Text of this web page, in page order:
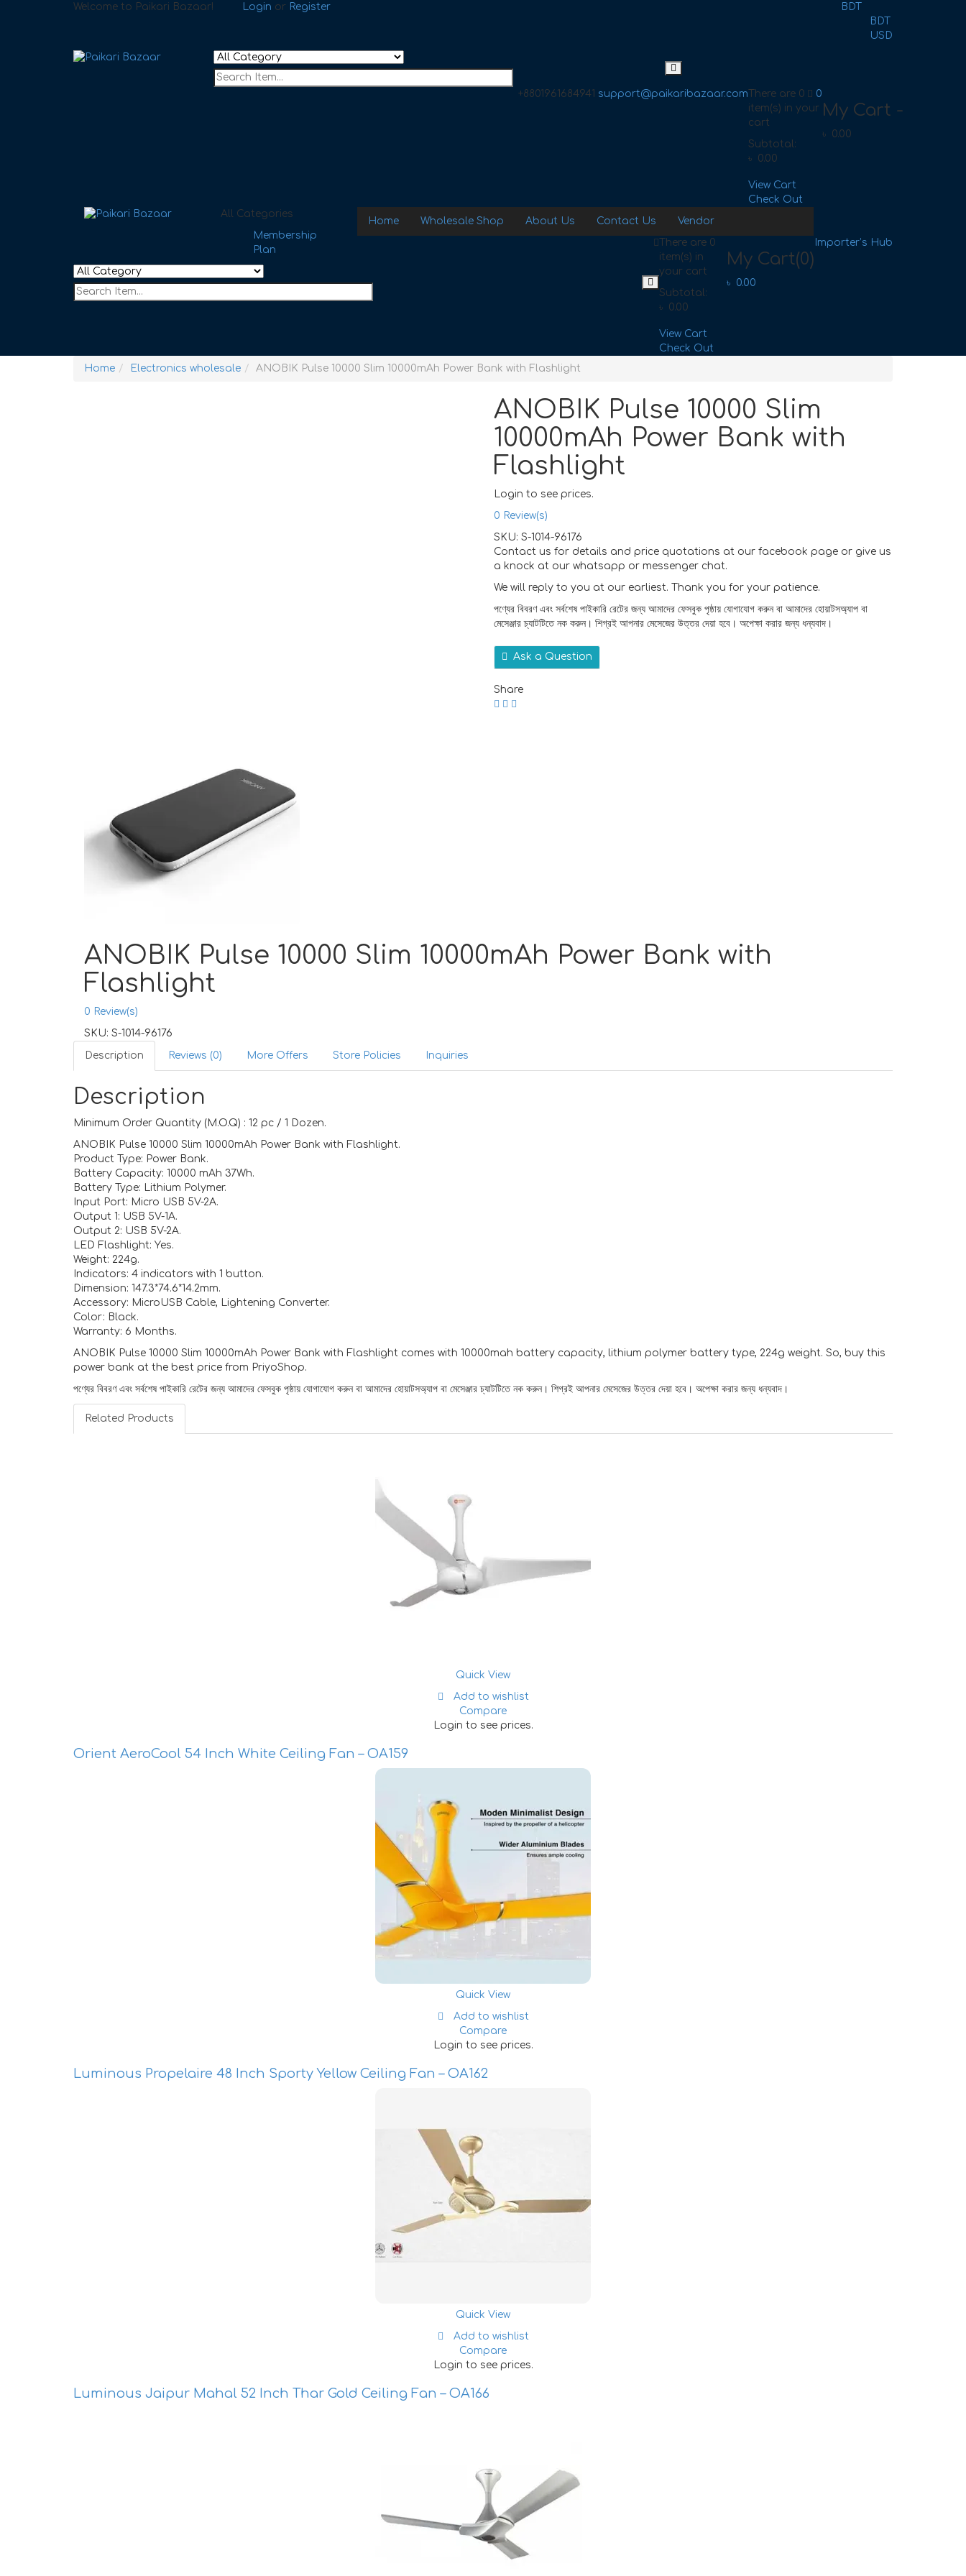
Welcome to Paikari Bazaar! Login or Register
BDT
BDT
USD
My Cart -
৳ 0.00
0
There are 0
item(s) in your
cart
Subtotal:
৳ 0.00
View Cart
Check Out
+8801961684941 support@paikaribazaar.com
All Categories
Membership
Plan
Home Wholesale Shop About Us Contact Us
Vendor
Importer’s Hub
My Cart(0)
৳ 0.00
There are 0
item(s) in
your cart
Subtotal:
৳ 0.00
View Cart
Check Out
Home
Electronics wholesale ANOBIK Pulse 10000 Slim 10000mAh Power Bank with Flashlight
ANOBIK Pulse 10000 Slim
10000mAh Power Bank with
Flashlight
Login to see prices.
0 Review(s)
SKU: S-1014-96176
Contact us for details and price quotations at our facebook page or give us
a knock at our whatsapp or messenger chat.
We will reply to you at our earliest. Thank you for your patience.
পণ্যের বিবরণ এবং সর্বশেষ পাইকারি রেটের জন্য আমাদের ফেসবুক পৃষ্ঠায় যোগাযোগ করুন বা আমাদের হোয়াটসঅ্যাপ বা
মেসেঞ্জার চ্যাটটিতে নক করুন। শিগ্রই আপনার মেসেজের উত্তর দেয়া হবে। অপেক্ষা করার জন্য ধন্যবাদ।
Ask a Question
Share
ANOBIK Pulse 10000 Slim 10000mAh Power Bank with
Flashlight
0 Review(s)
SKU: S-1014-96176
Description Reviews (0) More Offers Store Policies Inquiries
Description
Minimum Order Quantity (M.O.Q) : 12 pc / 1 Dozen.
ANOBIK Pulse 10000 Slim 10000mAh Power Bank with Flashlight.
Product Type: Power Bank.
Battery Capacity: 10000 mAh 37Wh.
Battery Type: Lithium Polymer.
Input Port: Micro USB 5V-2A.
Output 1: USB 5V-1A.
Output 2: USB 5V-2A.
LED Flashlight: Yes.
Weight: 224g.
Indicators: 4 indicators with 1 button.
Dimension: 147.3*74.6*14.2mm.
Accessory: MicroUSB Cable, Lightening Converter.
Color: Black.
Warranty: 6 Months.
ANOBIK Pulse 10000 Slim 10000mAh Power Bank with Flashlight comes with 10000mah battery capacity, lithium polymer battery type, 224g weight. So, buy this
power bank at the best price from PriyoShop.
পণ্যের বিবরণ এবং সর্বশেষ পাইকারি রেটের জন্য আমাদের ফেসবুক পৃষ্ঠায় যোগাযোগ করুন বা আমাদের হোয়াটসঅ্যাপ বা মেসেঞ্জার চ্যাটটিতে নক করুন। শিগ্রই আপনার মেসেজের উত্তর দেয়া হবে। অপেক্ষা করার জন্য ধন্যবাদ।
Related Products
Quick View
Add to wishlist
Compare
Login to see prices.
Orient AeroCool 54 Inch White Ceiling Fan – OA159
Quick View
Add to wishlist
Compare
Login to see prices.
Luminous Propelaire 48 Inch Sporty Yellow Ceiling Fan – OA162
Quick View
Add to wishlist
Compare
Login to see prices.
Luminous Jaipur Mahal 52 Inch Thar Gold Ceiling Fan – OA166